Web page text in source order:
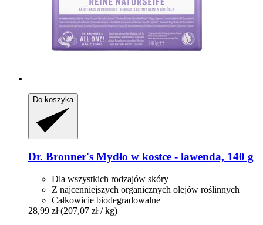
Do koszyka
Dr. Bronner's Mydło w kostce -​ lawenda, 140 g
Dla wszystkich rodzajów skóry
Z najcenniejszych organicznych olejów roślinnych
Całkowicie biodegradowalne
28,99 zł (207,07 zł / kg)